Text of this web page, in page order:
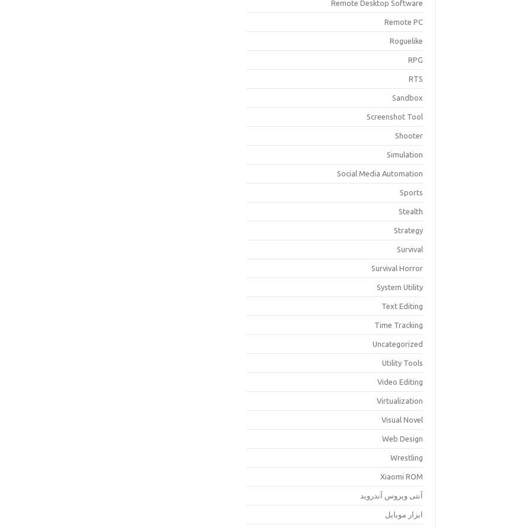
Remote Desktop Software
Remote PC
Roguelike
RPG
RTS
Sandbox
Screenshot Tool
Shooter
Simulation
Social Media Automation
Sports
Stealth
Strategy
Survival
Survival Horror
System Utility
Text Editing
Time Tracking
Uncategorized
Utility Tools
Video Editing
Virtualization
Visual Novel
Web Design
Wrestling
Xiaomi ROM
آنتی ویروس آندروید
ابزار موبایل